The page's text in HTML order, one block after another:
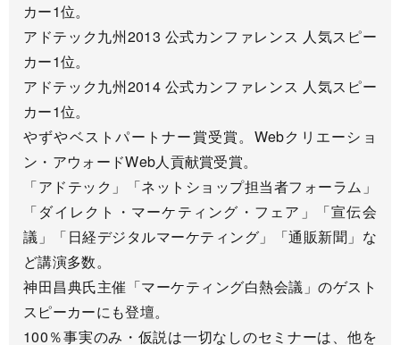
カー1位。
アドテック九州2013 公式カンファレンス 人気スピー
カー1位。
アドテック九州2014 公式カンファレンス 人気スピー
カー1位。
やずやベストパートナー賞受賞。Webクリエーショ
ン・アウォードWeb人貢献賞受賞。
「アドテック」「ネットショップ担当者フォーラム」
「ダイレクト・マーケティング・フェア」「宣伝会
議」「日経デジタルマーケティング」「通販新聞」な
ど講演多数。
神田昌典氏主催「マーケティング白熱会議」のゲスト
スピーカーにも登壇。
100％事実のみ・仮説は一切なしのセミナーは、他を